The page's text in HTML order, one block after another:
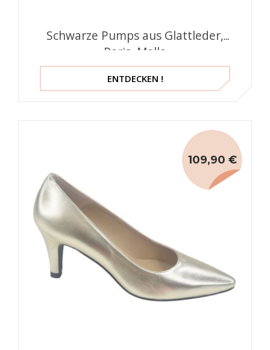
Schwarze Pumps aus Glattleder,
Paris, Mella
ENTDECKEN !
109,90 €